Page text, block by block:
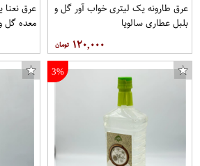
عرق طارونه یک لیتری خواب آور گل و
بلبل عطاری سالویا
۱۲۰,۰۰۰
عرق نعنا
معده گل
3%